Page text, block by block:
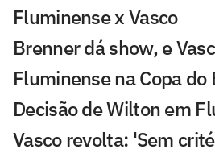
Fluminense x Vasco
Brenner dá show, e
Fluminense na Copa do
Decisão de Wilton em
Vasco revolta: 'Sem